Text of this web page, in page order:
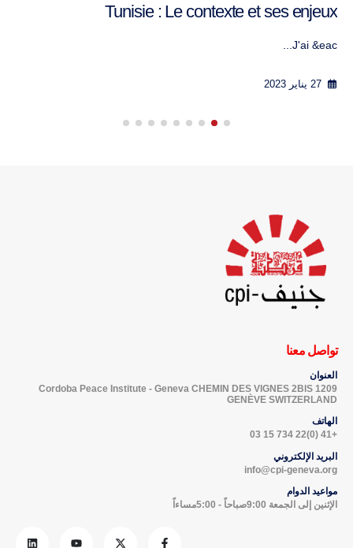
Tunisie : Le contexte et ses enjeux
J'ai &eac...
تواصل معنا
العنوان
Cordoba Peace Institute - Geneva CHEMIN DES VIGNES 2BIS 1209
GENÈVE SWITZERLAND
الهاتف
+41 (0)22 734 15 03
البريد الإلكتروني
info@cpi-geneva.org
مواعيد الدوام
الإثنين إلى الجمعة 9:00صباحاً - 5:00مساءاً